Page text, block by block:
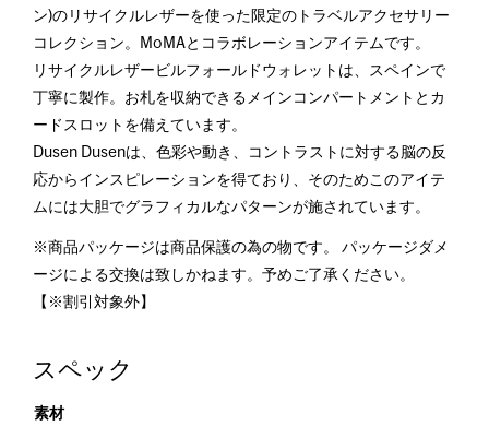
ン)のリサイクルレザーを使った限定のトラベルアクセサリー
コレクション。MoMAとコラボレーションアイテムです。
リサイクルレザービルフォールドウォレットは、スペインで
丁寧に製作。お札を収納できるメインコンパートメントとカ
ードスロットを備えています。
Dusen Dusenは、色彩や動き、コントラストに対する脳の反
応からインスピレーションを得ており、そのためこのアイテ
ムには大胆でグラフィカルなパターンが施されています。
※商品パッケージは商品保護の為の物です。 パッケージダメ
ージによる交換は致しかねます。予めご了承ください。
【※割引対象外】
スペック
素材